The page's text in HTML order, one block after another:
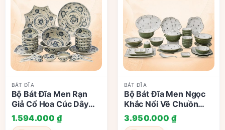
BÁT ĐĨA
Bộ Bát Đĩa Men Rạn
Giả Cổ Hoa Cúc Dây
Xanh Lam Bát Tràng
ST-BD04
1.594.000 ₫
BÁT ĐĨA
Bộ Bát Đĩa Men Ngọc
Khắc Nổi Vẽ Chuồn
Chuồn Trúc Bát Tràng
ST-BD03
3.950.000 ₫